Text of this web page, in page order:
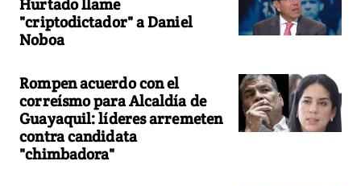
Hurtado llame
"criptodictador" a Daniel
Noboa
Rompen acuerdo con el
correísmo para Alcaldía de
Guayaquil: líderes arremeten
contra candidata
"chimbadora"